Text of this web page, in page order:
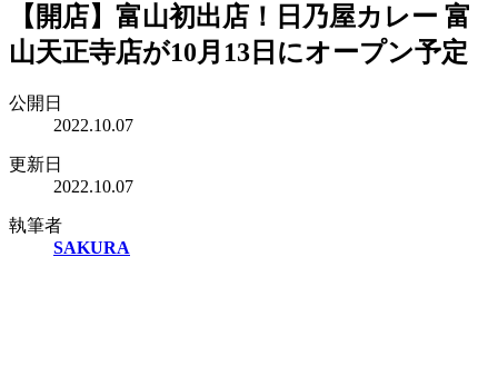
【開店】富山初出店！日乃屋カレー 富
山天正寺店が10月13日にオープン予定
公開日
2022.10.07
更新日
2022.10.07
執筆者
SAKURA